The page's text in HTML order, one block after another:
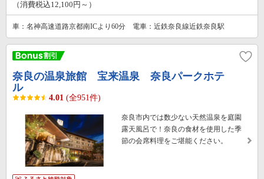
（消費税込12,100円～）
車：名神高速道路京都南ICより60分 電車：近鉄奈良線近鉄奈良駅
奈良の温泉旅館 宝来温泉 奈良パークホテ
ル
4.01 (全951件)
奈良市内では数少ない天然温泉を庭園
露天風呂で！奈良の食材を使用した季
節の会席料理をご堪能ください。